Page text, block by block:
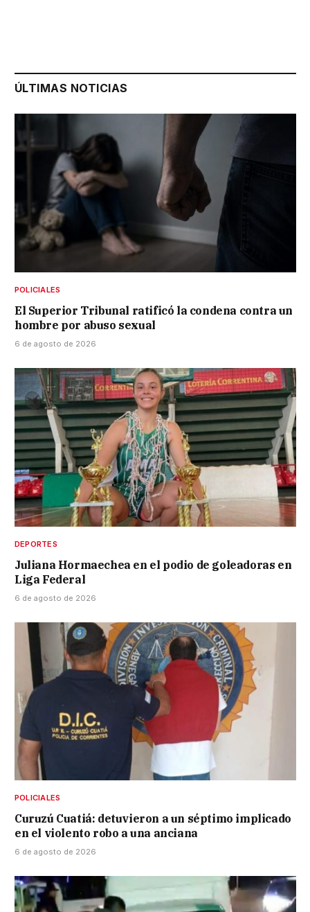
ÚLTIMAS NOTICIAS
POLICIALES
El Superior Tribunal ratificó la condena contra un
hombre por abuso sexual
6 de agosto de 2026
DEPORTES
Juliana Hormaechea en el podio de goleadoras en
Liga Federal
6 de agosto de 2026
POLICIALES
Curuzú Cuatiá: detuvieron a un séptimo implicado
en el violento robo a una anciana
6 de agosto de 2026